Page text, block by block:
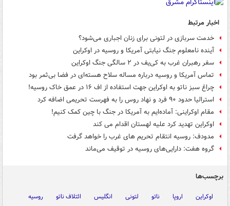
اخبار مرتبط
خدمت سربازی در لتونی برای زنان اجباری می‌شود؟
آینده نامعلوم جنگ نیابتی آمریکا و روسیه در اوکراین
سفر رهبران غرب به کی‌یف در ۲ سالگی جنگ اوکراین
تماس آمریکا و روسیه درباره مساله سلاح هسته‌ای در فضا بی‌ثمر بود
چراغ سبز ناتو به اوکراین جهت استفاده از اف ۱۶ در عمق خاک روسیه!
استرالیا حدود ۹۰ فرد و نهاد روس را به فهرست تحریمی اضافه کرد
مقام اوکراینی: آماده‌ایم به آمریکا در جنگ با چین کمک کنیم!
اوکراین تهدید کرد علیه لهستان اقدام می کند
مدودف: روسیه انتقام تحریم های غرب را خواهد گرفت
گروه هفت: دارایی‌های روسیه در توقیف می‌ماند
برچسب‌ها
اوکراین اروپا ناتو لتونی انگلیس ائتلاف ناتو
روسیه